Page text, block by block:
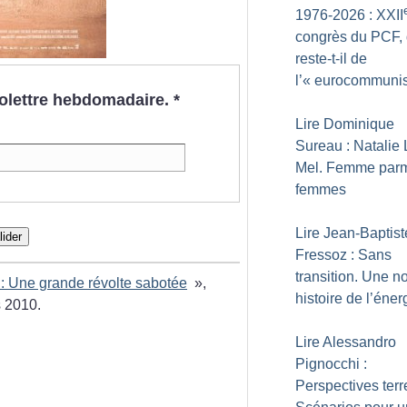
hebdomadaire. *
Une grande révolte sabotée »,
2010.
1976-2026 : XXII
congrès du PCF,
reste-t-il de
l’«
Lire Dominique
Sureau : Natalie
Mel. Femme
femmes
Lire Jean-
Fressoz : Sans
transition. Une
histoire de
Lire Alessandro
Pignocchi :
Perspectives